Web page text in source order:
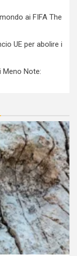
ai FIFA The
UE per abolire i
Meno Note: